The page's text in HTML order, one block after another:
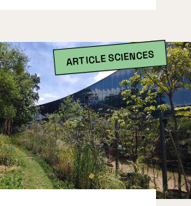
ARTICLE SCIENCES